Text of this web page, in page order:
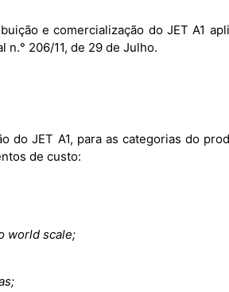
e comercialização do JET A1
206/11, de 29 de Julho.
de custo:
world scale;